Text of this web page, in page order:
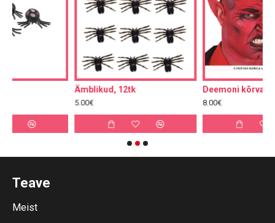
Ämblikud, 12tk Deemoni kõrvad
Teave
Meist